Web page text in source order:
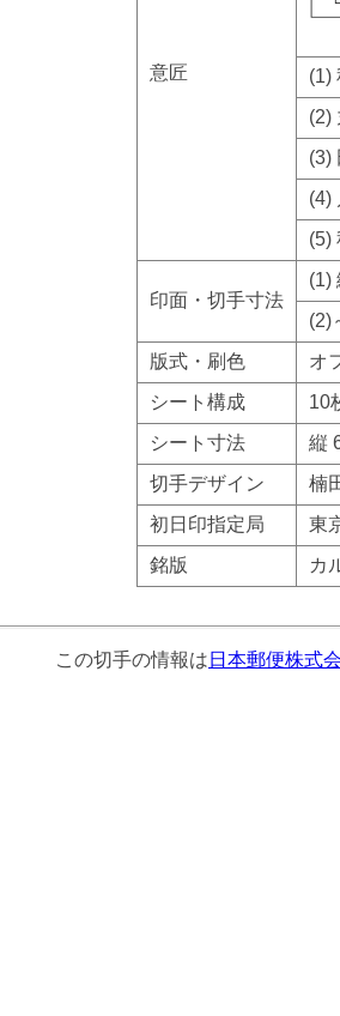
意匠
(1)
(2)
(3)
(4)
(5)
印面・切手寸法
(1)
(2)
版式・刷色
オ
シート構成
シート寸法
縦
切手デザイン
楠
初日印指定局
東
銘版
カ
この切手の情報は 日本郵便株式